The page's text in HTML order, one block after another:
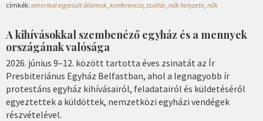
címkék: amerikai egyesült államok, konferencia, zsoltár, nők helyzete, nők
A kihívásokkal szembenéző egyház és a mennyek
országának valósága
2026. június 9–12. között tartotta éves zsinatát az Ír
Presbiteriánus Egyház Belfastban, ahol a legnagyobb ír
protestáns egyház kihívásairól, feladatairól és küldetéséről
egyeztettek a küldöttek, nemzetközi egyházi vendégek
részvételével.